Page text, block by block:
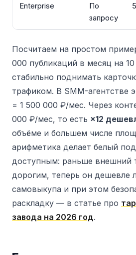
Enterprise
По
запросу
Посчитаем на простом
000 публикаций в месяц на
стабильно поднимать
трафиком. В SMM-агентстве
= 1 500 000 ₽/мес. Через
000 ₽/мес, то есть ×12
объёме и большем числе
арифметика делает белый
доступным: раньше внешний
дорогим, теперь он дешевле
самовыкупа и при этом
раскладку — в статье про
завода на 2026 год.